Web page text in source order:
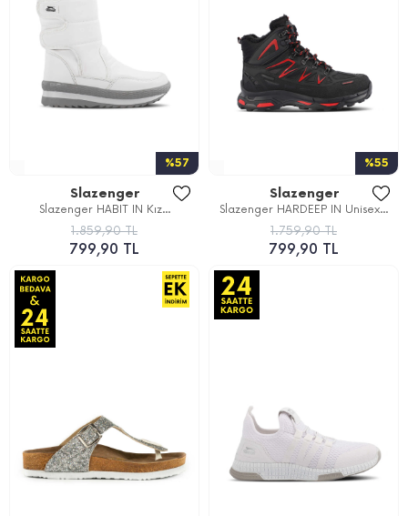
%57
Slazenger
Slazenger HABIT IN Kız...
1.859,90 TL
799,90 TL
%55
Slazenger
Slazenger HARDEEP IN Unisex...
1.759,90 TL
799,90 TL